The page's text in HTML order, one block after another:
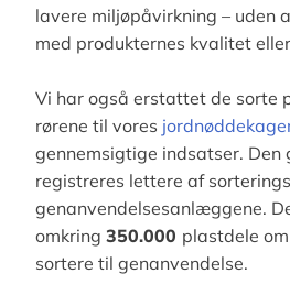
lavere miljøpåvirkning – uden
med produkternes kvalitet
Vi har også erstattet de sorte
rørene til vores
gennemsigtige indsatser.
registreres lettere af
genanvendelsesanlæggene.
omkring 350.000 plastdele
sortere til genanvendelse.